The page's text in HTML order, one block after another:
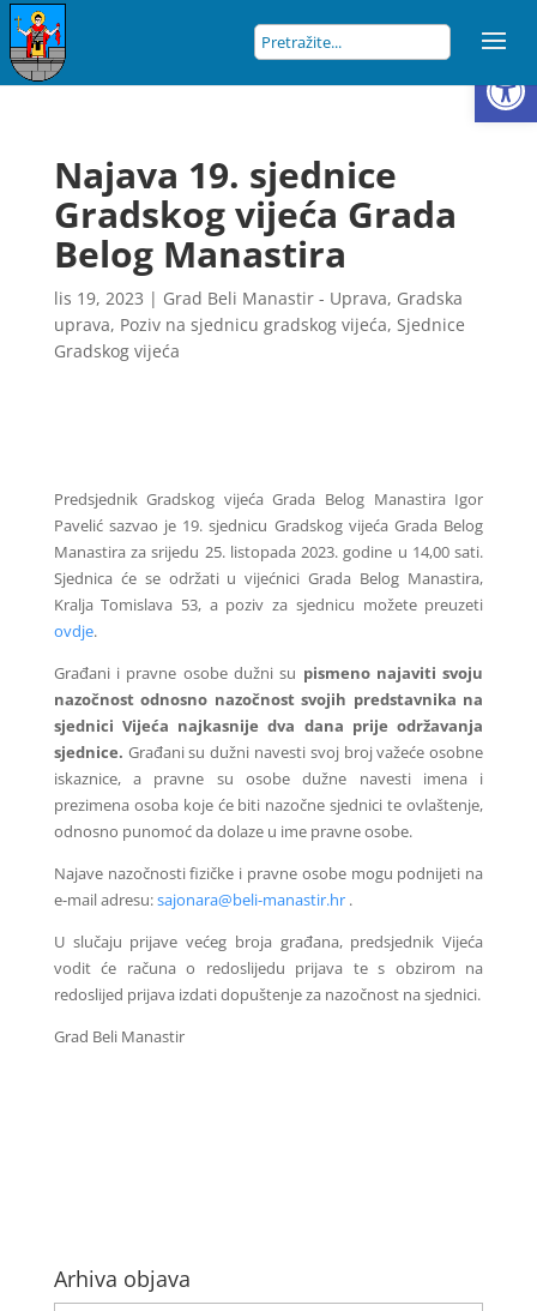
Najava 19. sjednice
Gradskog vijeća Grada
Belog Manastira
lis 19, 2023 | Grad Beli Manastir - Uprava, Gradska
uprava, Poziv na sjednicu gradskog vijeća, Sjednice
Gradskog vijeća
Predsjednik Gradskog vijeća Grada Belog Manastira Igor
Pavelić sazvao je 19. sjednicu Gradskog vijeća Grada Belog
Manastira za srijedu 25. listopada 2023. godine u 14,00 sati.
Sjednica će se održati u vijećnici Grada Belog Manastira,
Kralja Tomislava 53, a poziv za sjednicu možete preuzeti
ovdje.
Građani i pravne osobe dužni su pismeno najaviti svoju
nazočnost odnosno nazočnost svojih predstavnika na
sjednici Vijeća najkasnije dva dana prije održavanja
sjednice. Građani su dužni navesti svoj broj važeće osobne
iskaznice, a pravne su osobe dužne navesti imena i
prezimena osoba koje će biti nazočne sjednici te ovlaštenje,
odnosno punomoć da dolaze u ime pravne osobe.
Najave nazočnosti fizičke i pravne osobe mogu podnijeti na
e-mail adresu:sajonara@beli-manastir.hr.
U slučaju prijave većeg broja građana, predsjednik Vijeća
vodit će računa o redoslijedu prijava te s obzirom na
redoslijed prijava izdati dopuštenje za nazočnost na sjednici.
Grad Beli Manastir
Arhiva objava